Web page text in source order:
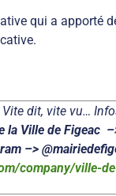
qui a apporté
dit, vite vu…
la Ville de Figeac
–>
company/ville-